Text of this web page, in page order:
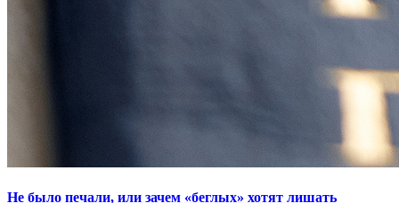
Не было печали, или зачем «беглых» хотят лишать